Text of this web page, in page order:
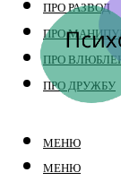
ПРО РАЗВОД
ПРО
ПРО
ПРО ДРУЖБУ
МЕНЮ
МЕНЮ